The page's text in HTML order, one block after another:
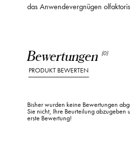
Bewertungen (0)
PRODUKT BEWERTEN
Bisher wurden keine Bewertungen
Sie nicht, Ihre Beurteilung abzugeben
erste Bewertung!
das Anwendevergnügen